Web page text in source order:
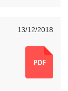
13/12/2018